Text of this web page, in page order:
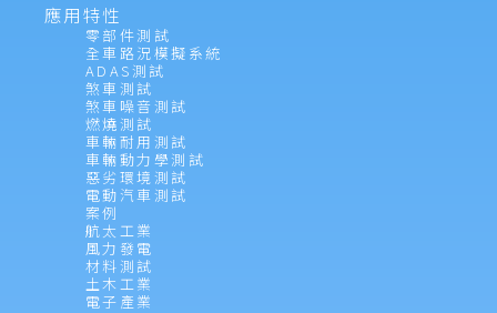
Dewesoft X數據即時寫入
以選擇觸發通道並定義應在
每當觸發器觸發時，數據都會寫入
即顯示：例如，在圖表中顯示或進行實時計算（即
檢查值、使用條件格式等）。該外掛程式需要
Excel 2007或更高版本。
匯出到視頻
DS-CAL-BOX是我們用於自動校準的標準設備。
該設備不僅僅用於校準和檢查類比輸入範圍。它對
您的Dewesoft
完整的功能檢查。
DS-CALIBRATOR
應用特性
零部件測試
全車路況模擬系統
ADAS測試
煞車測試
煞車噪音測試
燃燒測試
車輛耐用測試
車輛動力學測試
惡劣環境測試
電動汽車測試
案例
航太工業
風力發電
材料測試
土木工業
電子產業